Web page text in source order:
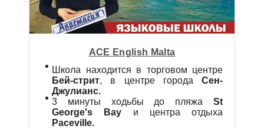
ACE English Malta
Школа находится в торговом центре
Бей-стрит, в центре города Сен-
Джулианс.
3 минуты ходьбы до пляжа St
George's Bay и центра отдыха
Paceville.